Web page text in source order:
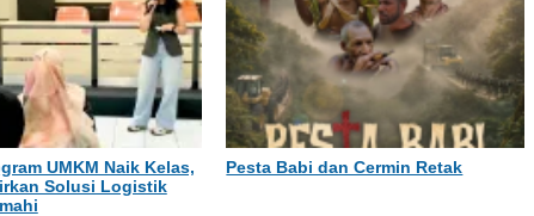
UMKM Naik Kelas,
Solusi Logistik
Pesta Babi dan Cermin Retak